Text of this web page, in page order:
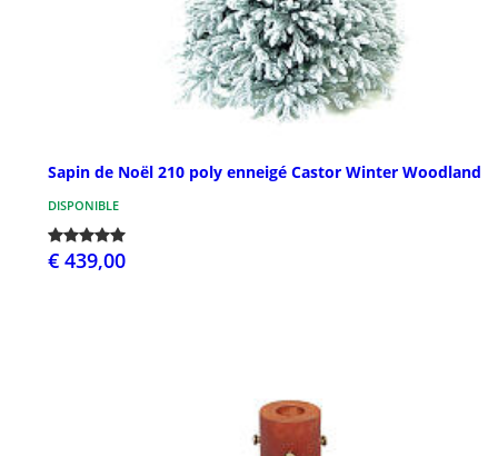
Sapin de Noël 210 poly enneigé Castor Winter Woodland
DISPONIBLE
€ 439,00